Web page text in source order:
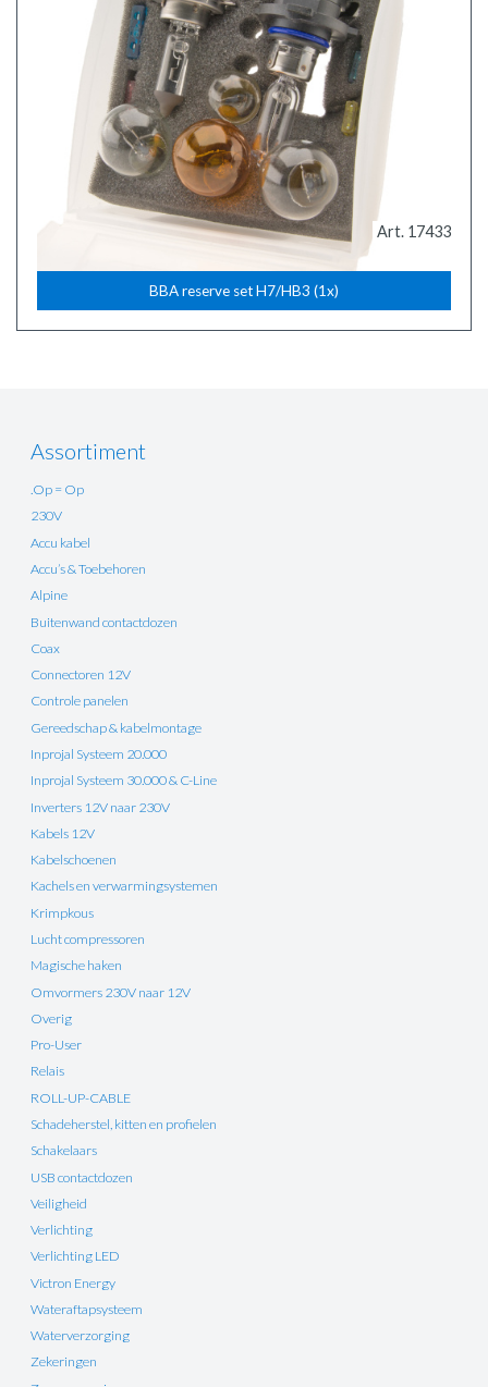
Art. 17433
BBA reserve set H7/HB3 (1x)
Assortiment
.Op = Op
230V
Accu kabel
Accu’s & Toebehoren
Alpine
Buitenwand contactdozen
Coax
Connectoren 12V
Controle panelen
Gereedschap & kabelmontage
Inprojal Systeem 20.000
Inprojal Systeem 30.000 & C-Line
Inverters 12V naar 230V
Kabels 12V
Kabelschoenen
Kachels en verwarmingsystemen
Krimpkous
Lucht compressoren
Magische haken
Omvormers 230V naar 12V
Overig
Pro-User
Relais
ROLL-UP-CABLE
Schadeherstel, kitten en profielen
Schakelaars
USB contactdozen
Veiligheid
Verlichting
Verlichting LED
Victron Energy
Wateraftapsysteem
Waterverzorging
Zekeringen